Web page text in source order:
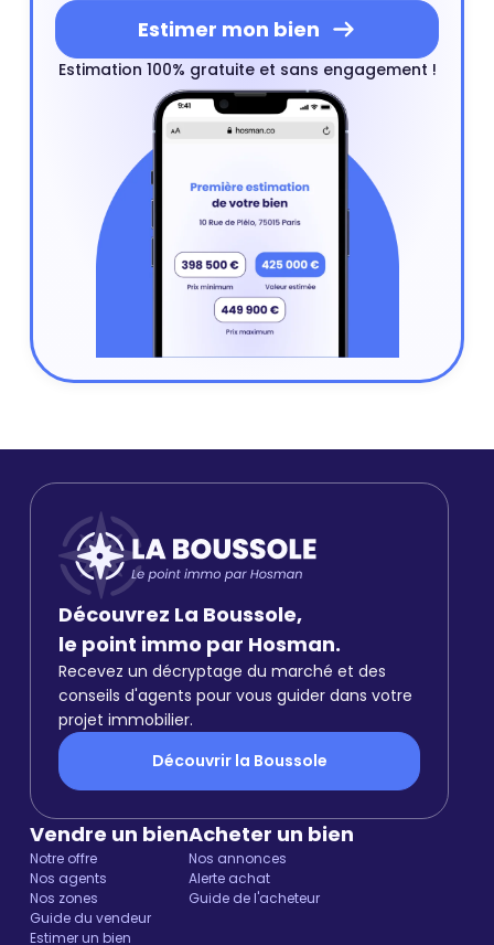
Estimer mon bien
Estimation 100% gratuite et sans engagement !
Découvrez La Boussole,
le point immo par Hosman.
Recevez un décryptage du marché et des
conseils d'agents pour vous guider dans votre
projet immobilier.
Découvrir la Boussole
Vendre un bien
Notre offre
Nos agents
Nos zones
Guide du vendeur
Estimer un bien
Acheter un bien
Nos annonces
Alerte achat
Guide de l'acheteur